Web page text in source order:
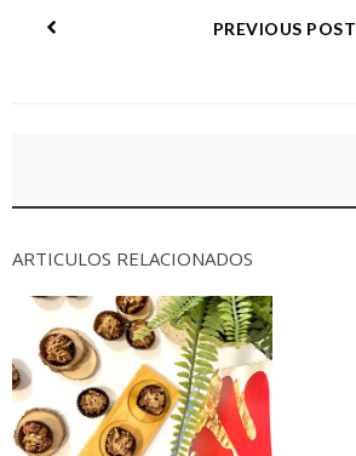
PREVIOUS POST
ARTICULOS RELACIONADOS